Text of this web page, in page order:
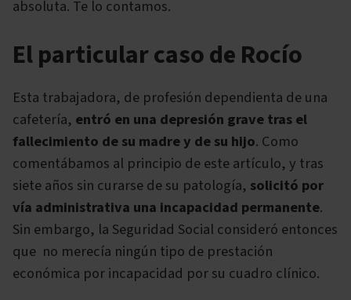
absoluta. Te lo contamos.
El particular caso de Rocío
Esta trabajadora, de profesión dependienta de una
cafetería, entró en una depresión grave tras el
fallecimiento de su madre y de su hijo. Como
comentábamos al principio de este artículo, y tras
siete años sin curarse de su patología, solicitó por
vía administrativa una incapacidad permanente.
Sin embargo, la Seguridad Social consideró entonces
que no merecía ningún tipo de prestación
económica por incapacidad por su cuadro clínico.